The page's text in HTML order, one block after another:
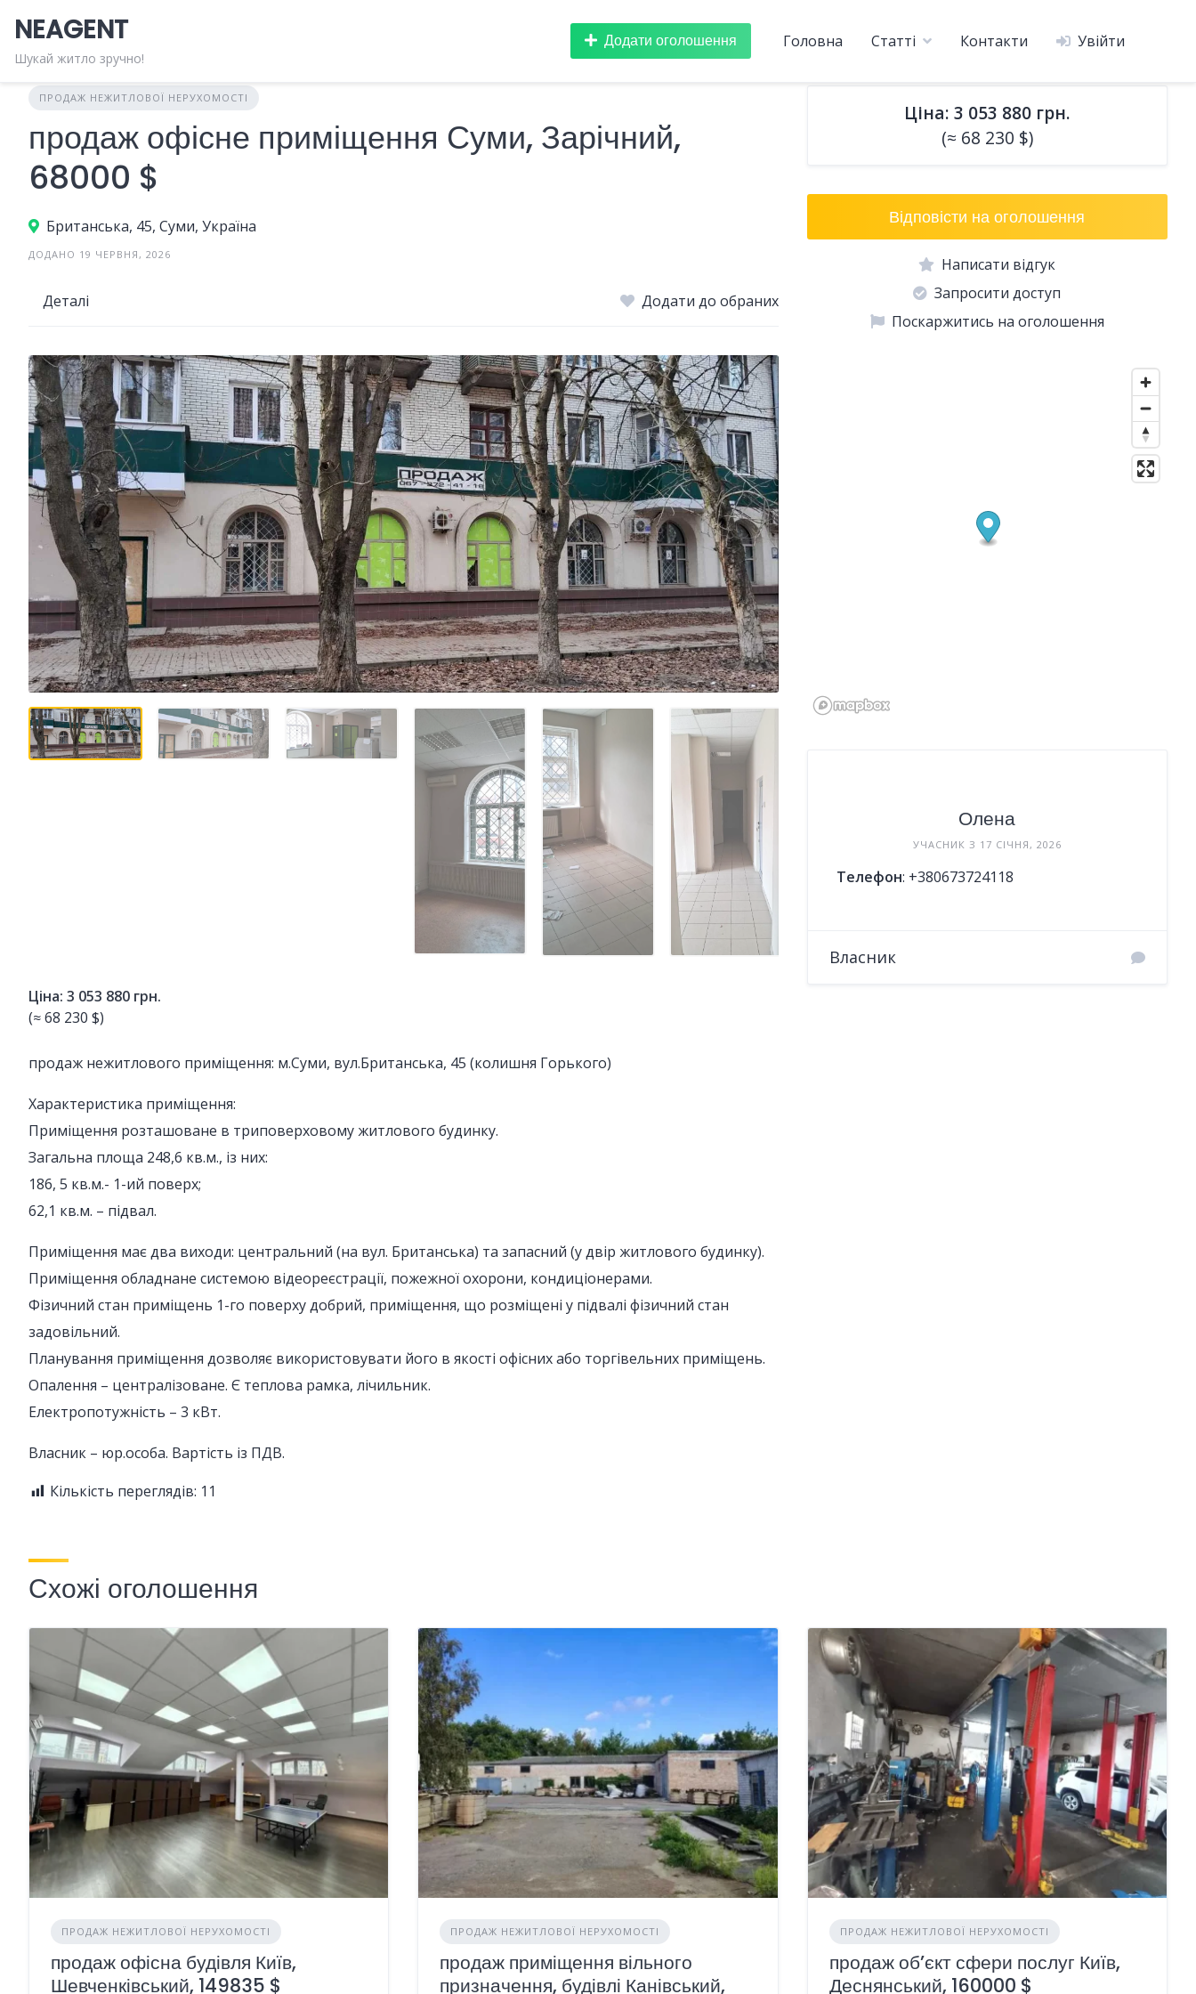
content
NEAGENT
Шукай житло зручно!
Головна Статті Контакти Увійти
Додати оголошення
ПРОДАЖ НЕЖИТЛОВОЇ НЕРУХОМОСТІ
продаж офісне приміщення Суми, Зарічний,
68000 $
Британська, 45, Суми, Україна
ДОДАНО 19 ЧЕРВНЯ, 2026
Деталі Додати до обраних
Ціна: 3 053 880 грн.
(≈ 68 230 $)
продаж нежитлового приміщення: м.Суми, вул.Британська, 45 (колишня Горького)
Характеристика приміщення:
Приміщення розташоване в триповерховому житлового будинку.
Загальна площа 248,6 кв.м., із них:
186, 5 кв.м.- 1-ий поверх;
62,1 кв.м. – підвал.
Приміщення має два виходи: центральний (на вул. Британська) та запасний (у двір житлового будинку).
Приміщення обладнане системою відеореєстрації, пожежної охорони, кондиціонерами.
Фізичний стан приміщень 1-го поверху добрий, приміщення, що розміщені у підвалі фізичний стан
задовільний.
Планування приміщення дозволяє використовувати його в якості офісних або торгівельних приміщень.
Опалення – централізоване. Є теплова рамка, лічильник.
Електропотужність – 3 кВт.
Власник – юр.особа. Вартість із ПДВ.
Кількість переглядів: 11
Ціна: 3 053 880 грн.
(≈ 68 230 $)
Відповісти на оголошення
Написати відгук
Запросити доступ
Поскаржитись на оголошення
Олена
УЧАСНИК З 17 СІЧНЯ, 2026
Телефон: +380673724118
Власник
Схожі оголошення
ПРОДАЖ НЕЖИТЛОВОЇ НЕРУХОМОСТІ
продаж офісна будівля Київ,
Шевченківський, 149835 $
ПРОДАЖ НЕЖИТЛОВОЇ НЕРУХОМОСТІ
продаж приміщення вільного
призначення, будівлі Канівський,
ПРОДАЖ НЕЖИТЛОВОЇ НЕРУХОМОСТІ
продаж об’єкт сфери послуг Київ,
Деснянський, 160000 $